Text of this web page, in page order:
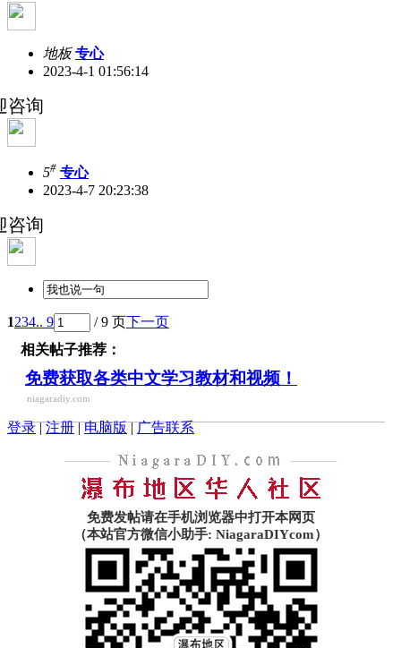
地板 专心
2023-4-1 01:56:14
咨询
5# 专心
2023-4-7 20:23:38
咨询
1234.. 9 / 9 页下一页
相关帖子推荐：
免费获取各类中文学习教材和视频！
niagaradiy.com
登录|注册|电脑版|广告联系
免费发帖请在手机浏览器中打开本网页
（本站官方微信小助手: NiagaraDIYcom）